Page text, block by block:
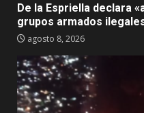
De la Espriella declara
grupos armados
agosto 8, 2026